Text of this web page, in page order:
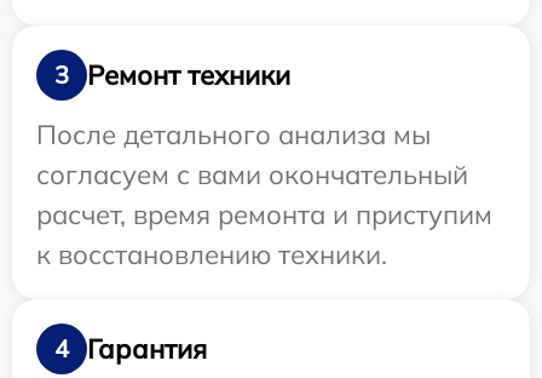
3
Ремонт техники
После детального анализа мы
согласуем с вами окончательный
расчет, время ремонта и приступим
к восстановлению техники.
4 Гарантия